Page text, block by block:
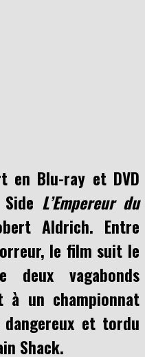
en Blu-ray et DVD
L’Empereur du
Aldrich. Entre
le film suit le
deux vagabonds
à un championnat
et tordu
Shack.